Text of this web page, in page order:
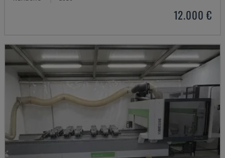
12.000 €